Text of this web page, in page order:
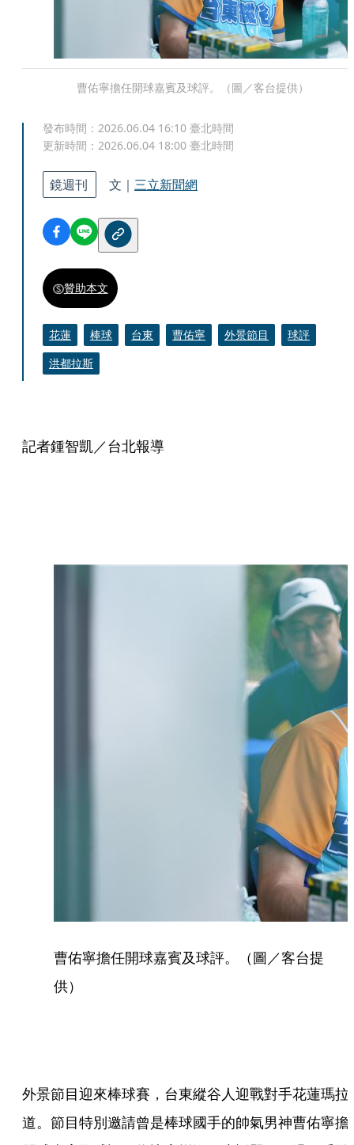
曹佑寧擔任開球嘉賓及球評。（圖／客台提供）
發布時間： 2026.06.04 16:10 臺北時間
更新時間： 2026.06.04 18:00 臺北時間
鏡週刊 文｜ 三立新聞網
贊助本文
花蓮 棒球 台東 曹佑寧 外景節目
球評
洪都拉斯
記者鍾智凱／台北報導
曹佑寧擔任開球嘉賓及球評。（圖／客台提
供）
外景節目迎來棒球賽，台東縱谷人迎戰對手花蓮瑪拉
道。節目特別邀請曾是棒球國手的帥氣男神曹佑寧擔